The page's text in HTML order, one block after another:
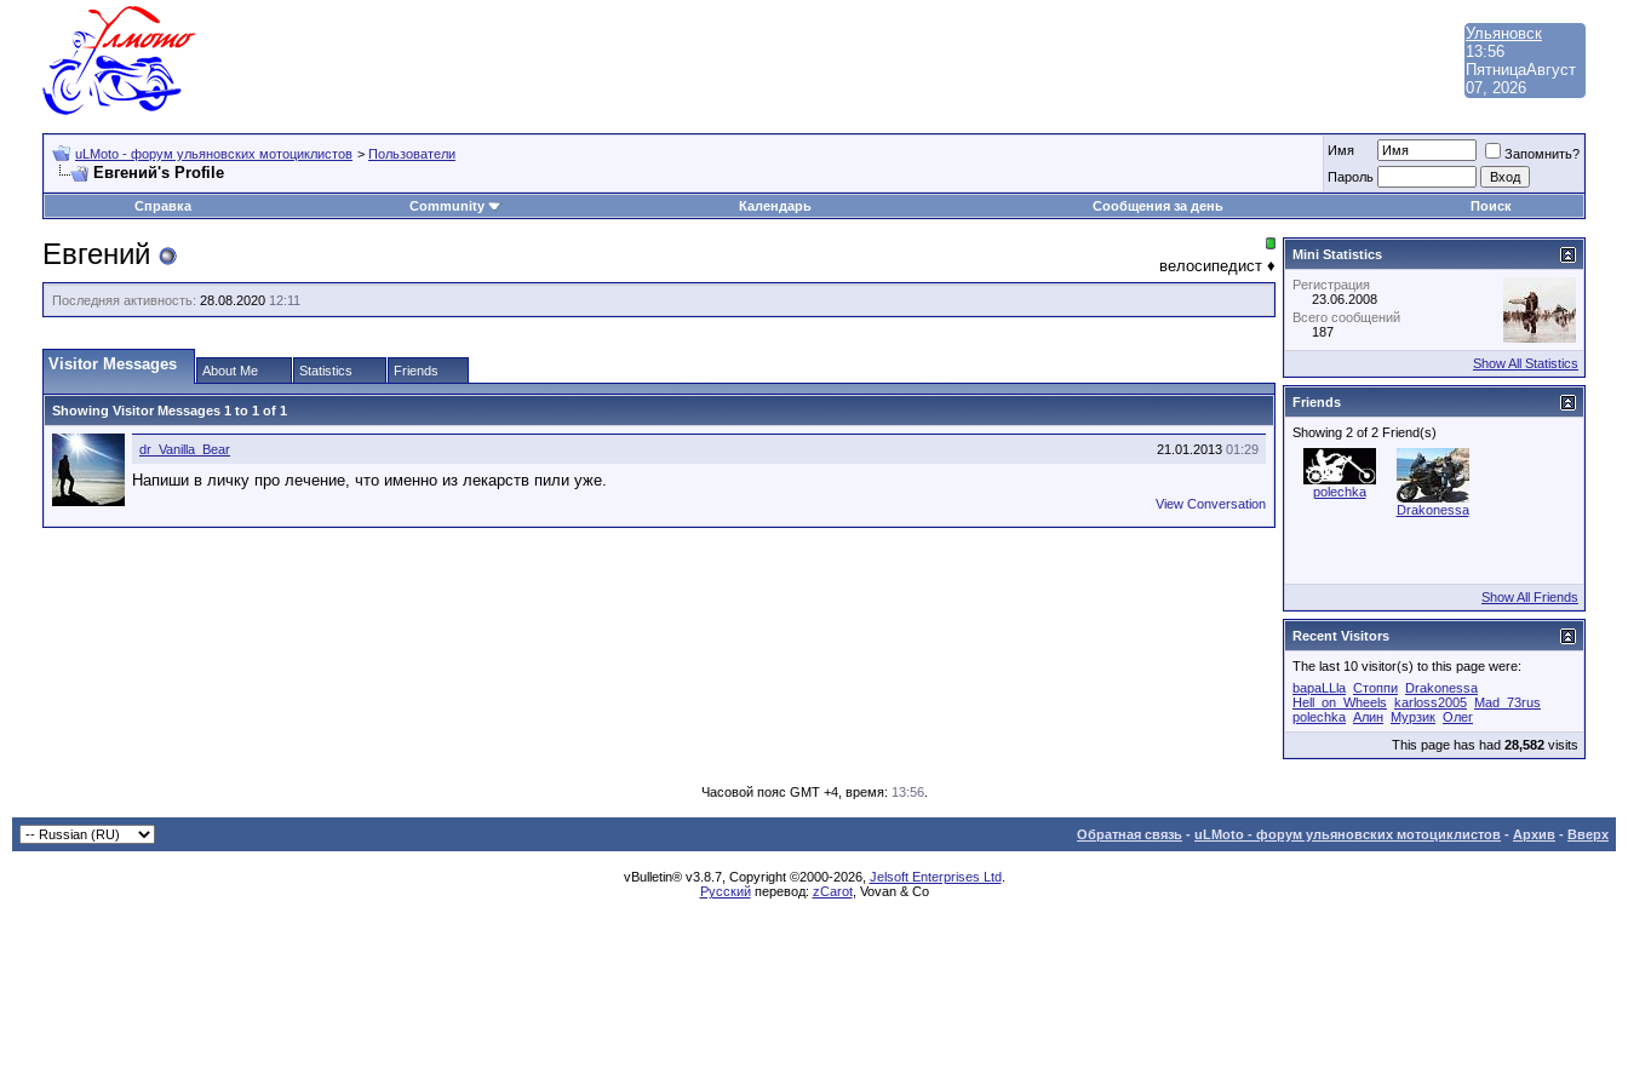
Ульяновск
13:56
ПятницаАвгуст
07, 2026
uLMoto - форум ульяновских мотоциклистов > Пользователи
Евгений's Profile
Имя
Запомнить?
Пароль
Справка
Community Календарь Сообщения за день Поиск
велосипедист ♦
Евгений
Последняя активность: 28.08.2020 12:11
Visitor Messages About Me Statistics Friends
Showing Visitor Messages 1 to 1 of 1
21.01.2013 01:29
dr_Vanilla_Bear
Напиши в личку про лечение, что именно из лекарств пили уже.
View Conversation
Mini Statistics
Регистрация
23.06.2008
Всего сообщений
187
Show All Statistics
Friends
Showing 2 of 2 Friend(s)
polechka
Drakonessa
Show All Friends
Recent Visitors
The last 10 visitor(s) to this page were:
bapaLLla Cтоппи Drakonessa
Hell_on_Wheels karloss2005 Mad_73rus
polechka Алин Мурзик Олег
This page has had 28,582 visits
Часовой пояс GMT +4, время: 13:56.
Обратная связь - uLMoto - форум ульяновских мотоциклистов - Архив - Вверх
vBulletin® v3.8.7, Copyright ©2000-2026, Jelsoft Enterprises Ltd.
Русскийперевод: zCarot, Vovan & Co